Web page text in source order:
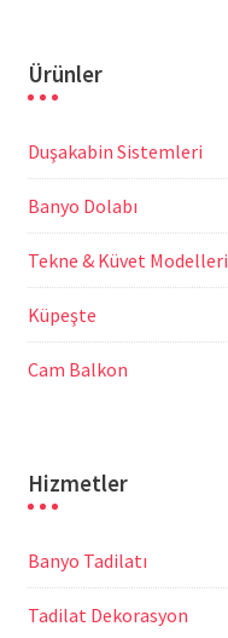
Ürünler
Duşakabin Sistemleri
Banyo Dolabı
Tekne & Küvet Modelleri
Küpeşte
Cam Balkon
Hizmetler
Banyo Tadilatı
Tadilat Dekorasyon